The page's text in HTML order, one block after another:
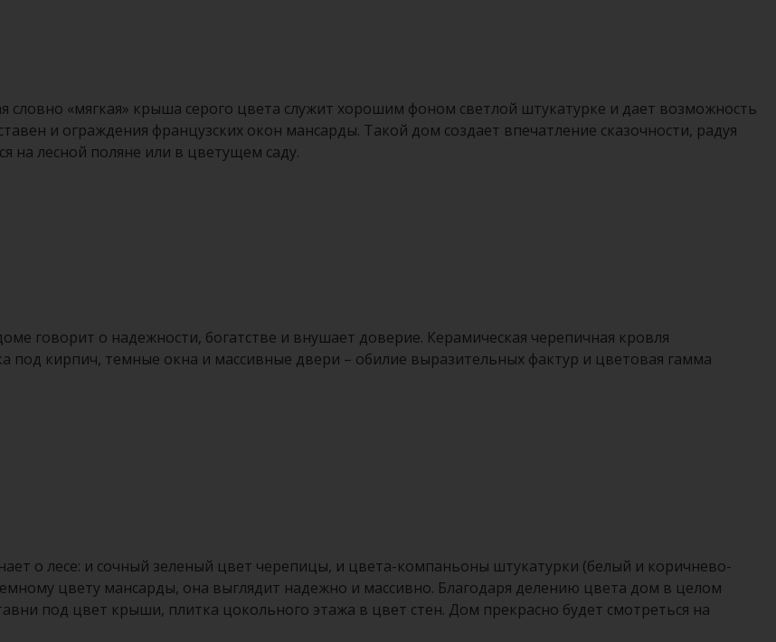
словно «мягкая» крыша серого цвета служит хорошим фоном светлой штукатурке и дает возможность
и ограждения французских окон мансарды. Такой дом создает впечатление сказочности, радуя
на лесной поляне или в цветущем саду.
говорит о надежности, богатстве и внушает доверие. Керамическая черепичная кровля
под кирпич, темные окна и массивные двери – обилие выразительных фактур и цветовая гамма
о лесе: и сочный зеленый цвет черепицы, и цвета-компаньоны штукатурки (белый и коричнево-
цвету мансарды, она выглядит надежно и массивно. Благодаря делению цвета дом в целом
под цвет крыши, плитка цокольного этажа в цвет стен. Дом прекрасно будет смотреться на